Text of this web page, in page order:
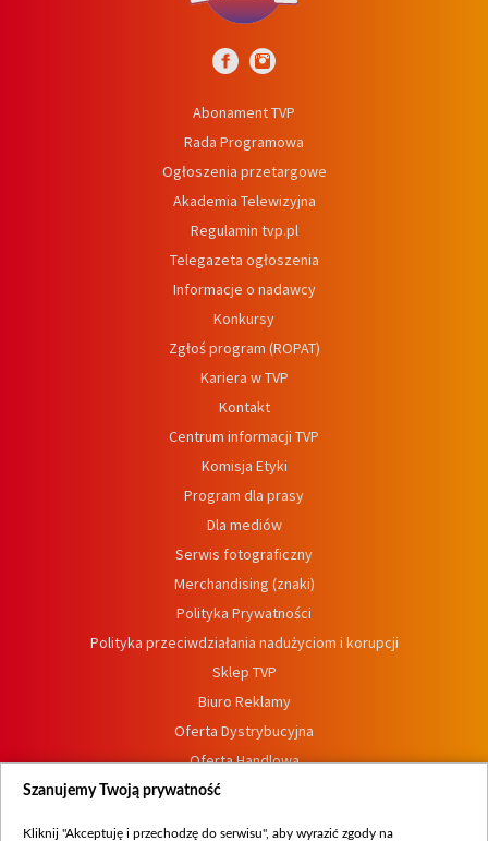
Abonament TVP
Rada Programowa
Ogłoszenia przetargowe
Akademia Telewizyjna
Regulamin tvp.pl
Telegazeta ogłoszenia
Informacje o nadawcy
Konkursy
Zgłoś program (ROPAT)
Kariera w TVP
Kontakt
Centrum informacji TVP
Komisja Etyki
Program dla prasy
Dla mediów
Serwis fotograficzny
Merchandising (znaki)
Polityka Prywatności
Polityka przeciwdziałania nadużyciom i korupcji
Sklep TVP
Biuro Reklamy
Oferta Dystrybucyjna
Oferta Handlowa
Dostępność
Szanujemy Twoją prywatność
Kliknij "Akceptuję i przechodzę do serwisu", aby wyrazić zgody na